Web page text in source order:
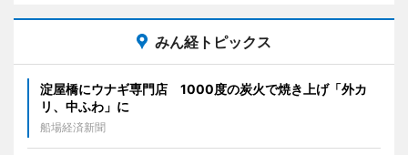
みん経トピックス
淀屋橋にウナギ専門店 1000度の炭火で焼き上げ「外カ
リ、中ふわ」に
船場経済新聞